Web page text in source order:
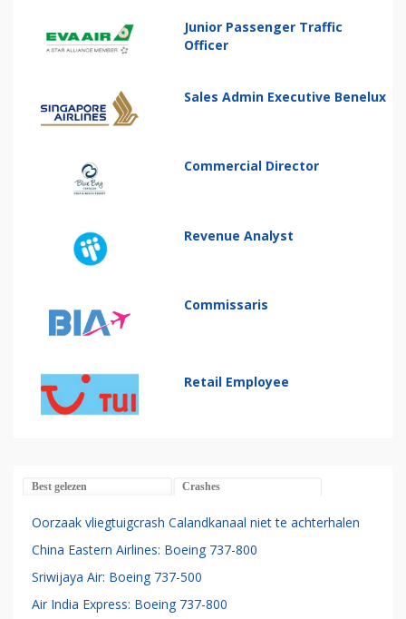
Junior Passenger Traffic
Officer
Sales Admin Executive Benelux
Commercial Director
Revenue Analyst
Commissaris
Retail Employee
Best gelezen Crashes
Oorzaak vliegtuigcrash Calandkanaal niet te achterhalen
China Eastern Airlines: Boeing 737-800
Sriwijaya Air: Boeing 737-500
Air India Express: Boeing 737-800